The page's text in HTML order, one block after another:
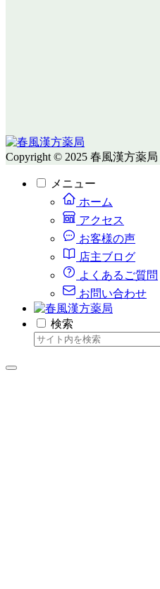
Copyright © 2025 春風漢方薬局
メニュー
ホーム
アクセス
お客様の声
店主ブログ
よくあるご質問
お問い合わせ
検索